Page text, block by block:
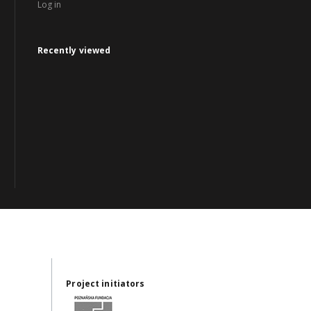
Log in
Recently viewed
Project initiators